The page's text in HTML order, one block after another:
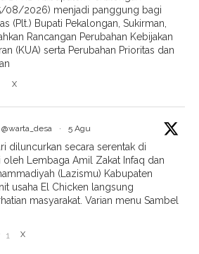
08/2026) menjadi panggung bagi
(Plt.) Bupati Pekalongan, Sukirman,
Rancangan Perubahan Kebijakan
(KUA) serta Perubahan Prioritas dan
X
@warta_desa · 5 Agu
diluncurkan secara serentak di
Lembaga Amil Zakat Infaq dan
(Lazismu) Kabupaten
usaha El Chicken langsung
masyarakat. Varian menu Sambel
1 X